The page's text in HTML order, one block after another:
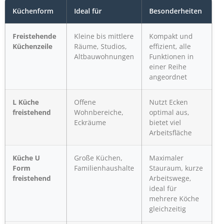
Küchenform Ideal für Besonderheiten
Freistehende
Küchenzeile
Kleine bis mittlere
Räume, Studios,
Altbauwohnungen
Kompakt und
effizient, alle
Funktionen in
einer Reihe
angeordnet
L Küche
freistehend
Offene
Wohnbereiche,
Eckräume
Nutzt Ecken
optimal aus,
bietet viel
Arbeitsfläche
Küche U
Form
freistehend
Große Küchen,
Familienhaushalte
Maximaler
Stauraum, kurze
Arbeitswege,
ideal für
mehrere Köche
gleichzeitig